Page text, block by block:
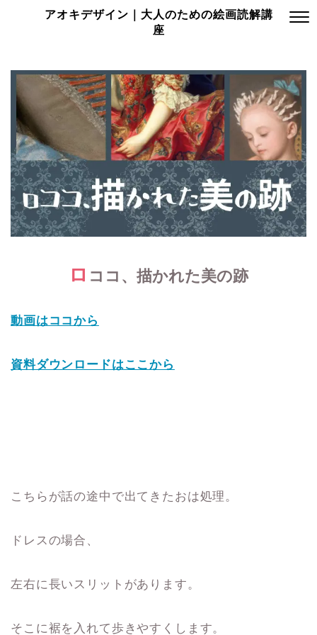
アオキデザイン｜大人のための絵画読解講
座
ロ ココ、描かれた美の跡
動画はココから
資料ダウンロードはここから
こちらが話の途中で出てきたおは処理。
ドレスの場合、
左右に長いスリットがあります。
そこに裾を入れて歩きやすくします。